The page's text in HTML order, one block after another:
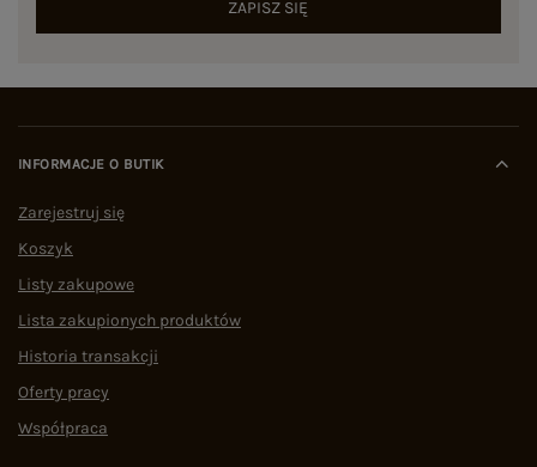
ZAPISZ SIĘ
INFORMACJE O BUTIK
Zarejestruj się
Koszyk
Listy zakupowe
Lista zakupionych produktów
Historia transakcji
Oferty pracy
Współpraca